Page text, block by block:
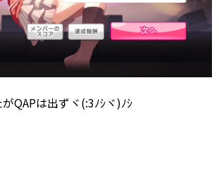
QAPは出ずヾ(:3ﾉｼヾ)ﾉｼ